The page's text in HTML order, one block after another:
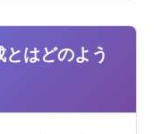
はどのよう